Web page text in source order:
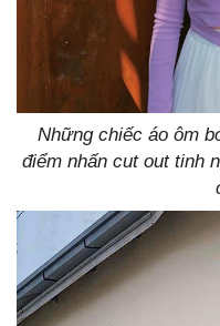
Những chiếc áo ôm
điểm nhấn cut out tinh